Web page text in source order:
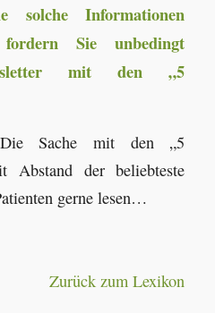
solche Informationen
Sie unbedingt
mit den „5
Sache mit den „5
Abstand der beliebteste
gerne lesen…
Zurück zum Lexikon